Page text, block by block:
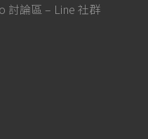
討論區 – Line 社群